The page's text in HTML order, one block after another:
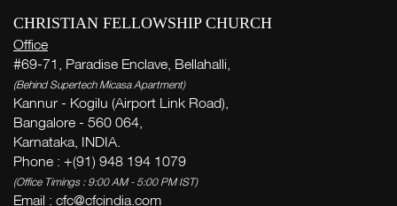
CHRISTIAN FELLOWSHIP CHURCH
Office
#69-71, Paradise Enclave, Bellahalli,
(Behind Supertech Micasa Apartment)
Kannur - Kogilu (Airport Link Road),
Bangalore - 560 064,
Karnataka, INDIA.
Phone : +(91) 948 194 1079
(Office Timings : 9:00 AM - 5:00 PM IST)
Email : cfc@cfcindia.com